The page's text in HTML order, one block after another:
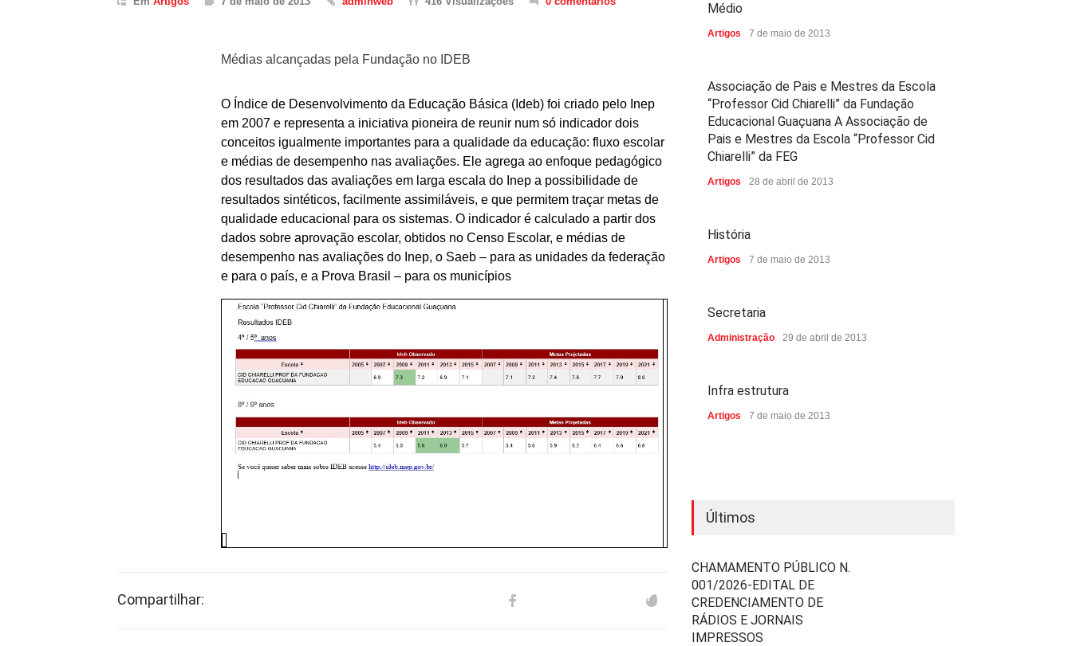
Médias alcançadas pela Fundação no IDEB
O Índice de Desenvolvimento da Educação Básica (Ideb) foi criado pelo Inep
em 2007 e representa a iniciativa pioneira de reunir num só indicador dois
conceitos igualmente importantes para a qualidade da educação: fluxo escolar
e médias de desempenho nas avaliações. Ele agrega ao enfoque pedagógico
dos resultados das avaliações em larga escala do Inep a possibilidade de
resultados sintéticos, facilmente assimiláveis, e que permitem traçar metas de
qualidade educacional para os sistemas. O indicador é calculado a partir dos
dados sobre aprovação escolar, obtidos no Censo Escolar, e médias de
desempenho nas avaliações do Inep, o Saeb – para as unidades da federação
e para o país, e a Prova Brasil – para os municípios
Compartilhar:
Médio
Artigos 7 de maio de 2013
Associação de Pais e Mestres da Escola
“Professor Cid Chiarelli” da Fundação
Educacional Guaçuana A Associação de
Pais e Mestres da Escola “Professor Cid
Chiarelli” da FEG
Artigos 28 de abril de 2013
História
Artigos 7 de maio de 2013
Secretaria
Administração 29 de abril de 2013
Infra estrutura
Artigos 7 de maio de 2013
Últimos
CHAMAMENTO PÚBLICO N.
001/2026-EDITAL DE
CREDENCIAMENTO DE
RÁDIOS E JORNAIS
IMPRESSOS